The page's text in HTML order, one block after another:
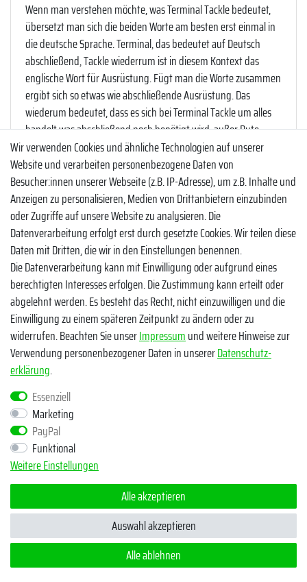
Wenn man verstehen möchte, was Terminal Tackle bedeutet,
übersetzt man sich die beiden Worte am besten erst einmal in
die deutsche Sprache. Terminal, das bedeutet auf Deutsch
abschließend, Tackle wiederrum ist in diesem Kontext das
englische Wort für Ausrüstung. Fügt man die Worte zusammen
ergibt sich so etwas wie abschließende Ausrüstung. Das
wiederum bedeutet, dass es sich bei Terminal Tackle um alles
handelt was abschließend noch benötigt wird, außer Rute,
Rolle und Schnur. Also strenggenommen ist Terminal Tackle
alles das, was am Ende der Schnur noch angefügt ist, um
erfolgreich auf Raubfische angeln zu können. Das umfasst alles
Mögliche an Kleinteilen, Vorfachmaterialien und Co., die es
benötigt um mit verschiedenen Montagen und Ködern den
Raubfischen Hecht, Zander und Co. nachzustellen. Das Terminal
Tackle ist sowohl für Spezialisten als auch Allrounder geeignet
und besticht durch sein herausragendes
Preis-/Leistungsverhältnis. Terminal Tackle = alles, was nach
Rute, Rolle und Schnur noch folgt.
Was für Tackle beinhaltet die Predax Produktpalette?
Wir verwenden Cookies und ähnliche Technologien auf unserer
Website und verarbeiten personenbezogene Daten von
Besucher:innen unserer Webseite (z.B. IP-Adresse), um z.B. Inhalte und
Anzeigen zu personalisieren, Medien von Drittanbietern einzubinden
oder Zugriffe auf unsere Website zu analysieren. Die
Datenverarbeitung erfolgt erst durch gesetzte Cookies. Wir teilen diese
Daten mit Dritten, die wir in den Einstellungen benennen.
Die Datenverarbeitung kann mit Einwilligung oder aufgrund eines
berechtigten Interesses erfolgen. Die Zustimmung kann erteilt oder
abgelehnt werden. Es besteht das Recht, nicht einzuwilligen und die
Einwilligung zu einem späteren Zeitpunkt zu ändern oder zu
widerrufen. Beachten Sie unserImpressumund weitere Hinweise zur
Verwendung personenbezogener Daten in unsererDaten­schutz­
erklärung.
Essenziell
Marketing
PayPal
Funktional
Weitere Einstellungen
Alle akzeptieren
Alle ablehnen
Auswahl akzeptieren